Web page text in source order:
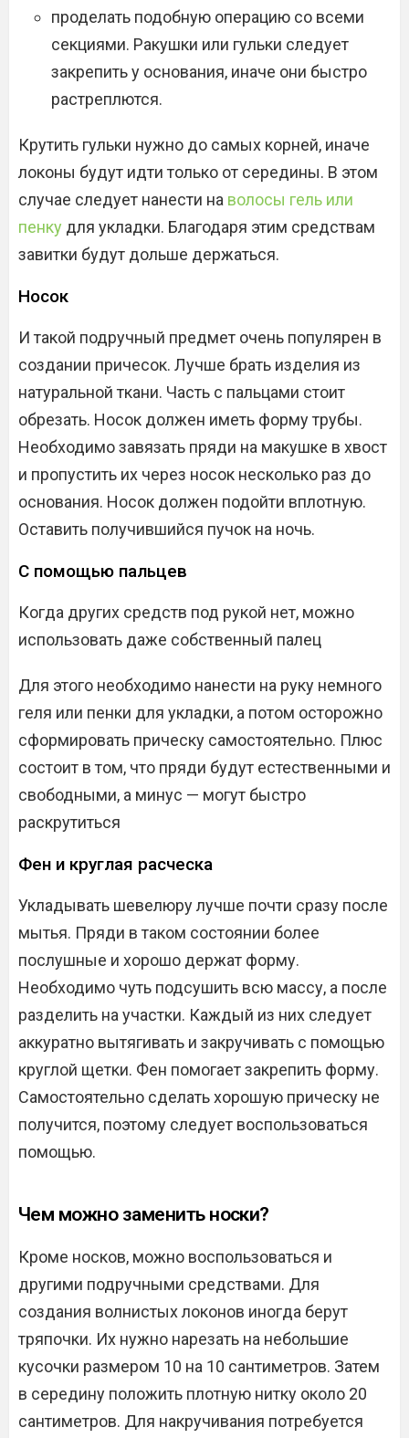
проделать подобную операцию со всеми
секциями. Ракушки или гульки следует
закрепить у основания, иначе они быстро
растреплются.
Крутить гульки нужно до самых корней, иначе
локоны будут идти только от середины. В этом
случае следует нанести на волосы гель или
пенку для укладки. Благодаря этим средствам
завитки будут дольше держаться.
Носок
И такой подручный предмет очень популярен в
создании причесок. Лучше брать изделия из
натуральной ткани. Часть с пальцами стоит
обрезать. Носок должен иметь форму трубы.
Необходимо завязать пряди на макушке в хвост
и пропустить их через носок несколько раз до
основания. Носок должен подойти вплотную.
Оставить получившийся пучок на ночь.
С помощью пальцев
Когда других средств под рукой нет, можно
использовать даже собственный палец
Для этого необходимо нанести на руку немного
геля или пенки для укладки, а потом осторожно
сформировать прическу самостоятельно. Плюс
состоит в том, что пряди будут естественными и
свободными, а минус — могут быстро
раскрутиться
Фен и круглая расческа
Укладывать шевелюру лучше почти сразу после
мытья. Пряди в таком состоянии более
послушные и хорошо держат форму.
Необходимо чуть подсушить всю массу, а после
разделить на участки. Каждый из них следует
аккуратно вытягивать и закручивать с помощью
круглой щетки. Фен помогает закрепить форму.
Самостоятельно сделать хорошую прическу не
получится, поэтому следует воспользоваться
помощью.
Чем можно заменить носки?
Кроме носков, можно воспользоваться и
другими подручными средствами. Для
создания волнистых локонов иногда берут
тряпочки. Их нужно нарезать на небольшие
кусочки размером 10 на 10 сантиметров. Затем
в середину положить плотную нитку около 20
сантиметров. Для накручивания потребуется